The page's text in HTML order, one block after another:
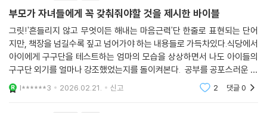
하고자 하는 일에 대해 스스로 동기를 부여하는 능력으로, 자기동기력의
가장 중요한 기반이 되는 요소는 어떤 일을 할 때 그 일 자체에서 재미를 느
끼고 에너지를 얻는 ‘내재동기’다. 이러한 내재동기는 자율성에서 비롯된
다. 자율성이란 ‘내 인생은 내가 산다’ ‘내 삶의 주인은 나 자신이다’라는 믿
음이며, 이런 믿음이 있어야만 현재의 내 삶을 스스로 결정하고 변화시킬
수 있다.
부모가 자녀들에게 꼭 갖춰줘야할 것을 제시한 바이블
그릿!'흔들리지 않고 무엇이든 해내는 마음근력'단 한줄로 표현되는 단어
지만, 책장을 넘길수록 짚고 넘어가야 하는 내용들로 가득차있다.식당에서
아이에게 구구단을 테스트하는 엄마의 모습을 상상하면서 나도 아이들의
구구단 외기를 얼마나 강조했었는지를 돌이켜본다. 공부를 공포스러운 존
재로 느끼게 되면서 엄마의 사랑을 방해하는 인생 최대의 적으로 간주됨에
어떤 일이든 '즐
l******3 2026.02.21. 신고 2 댓글0